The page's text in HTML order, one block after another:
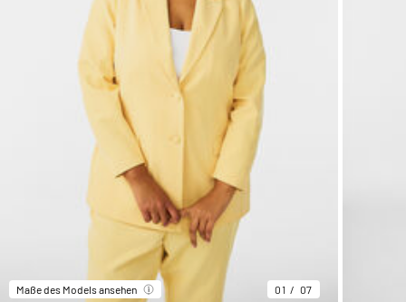
Maße des Models ansehen 01 07